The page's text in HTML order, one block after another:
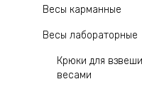
Весы карманные
Весы лабораторные
Крюки для
весами